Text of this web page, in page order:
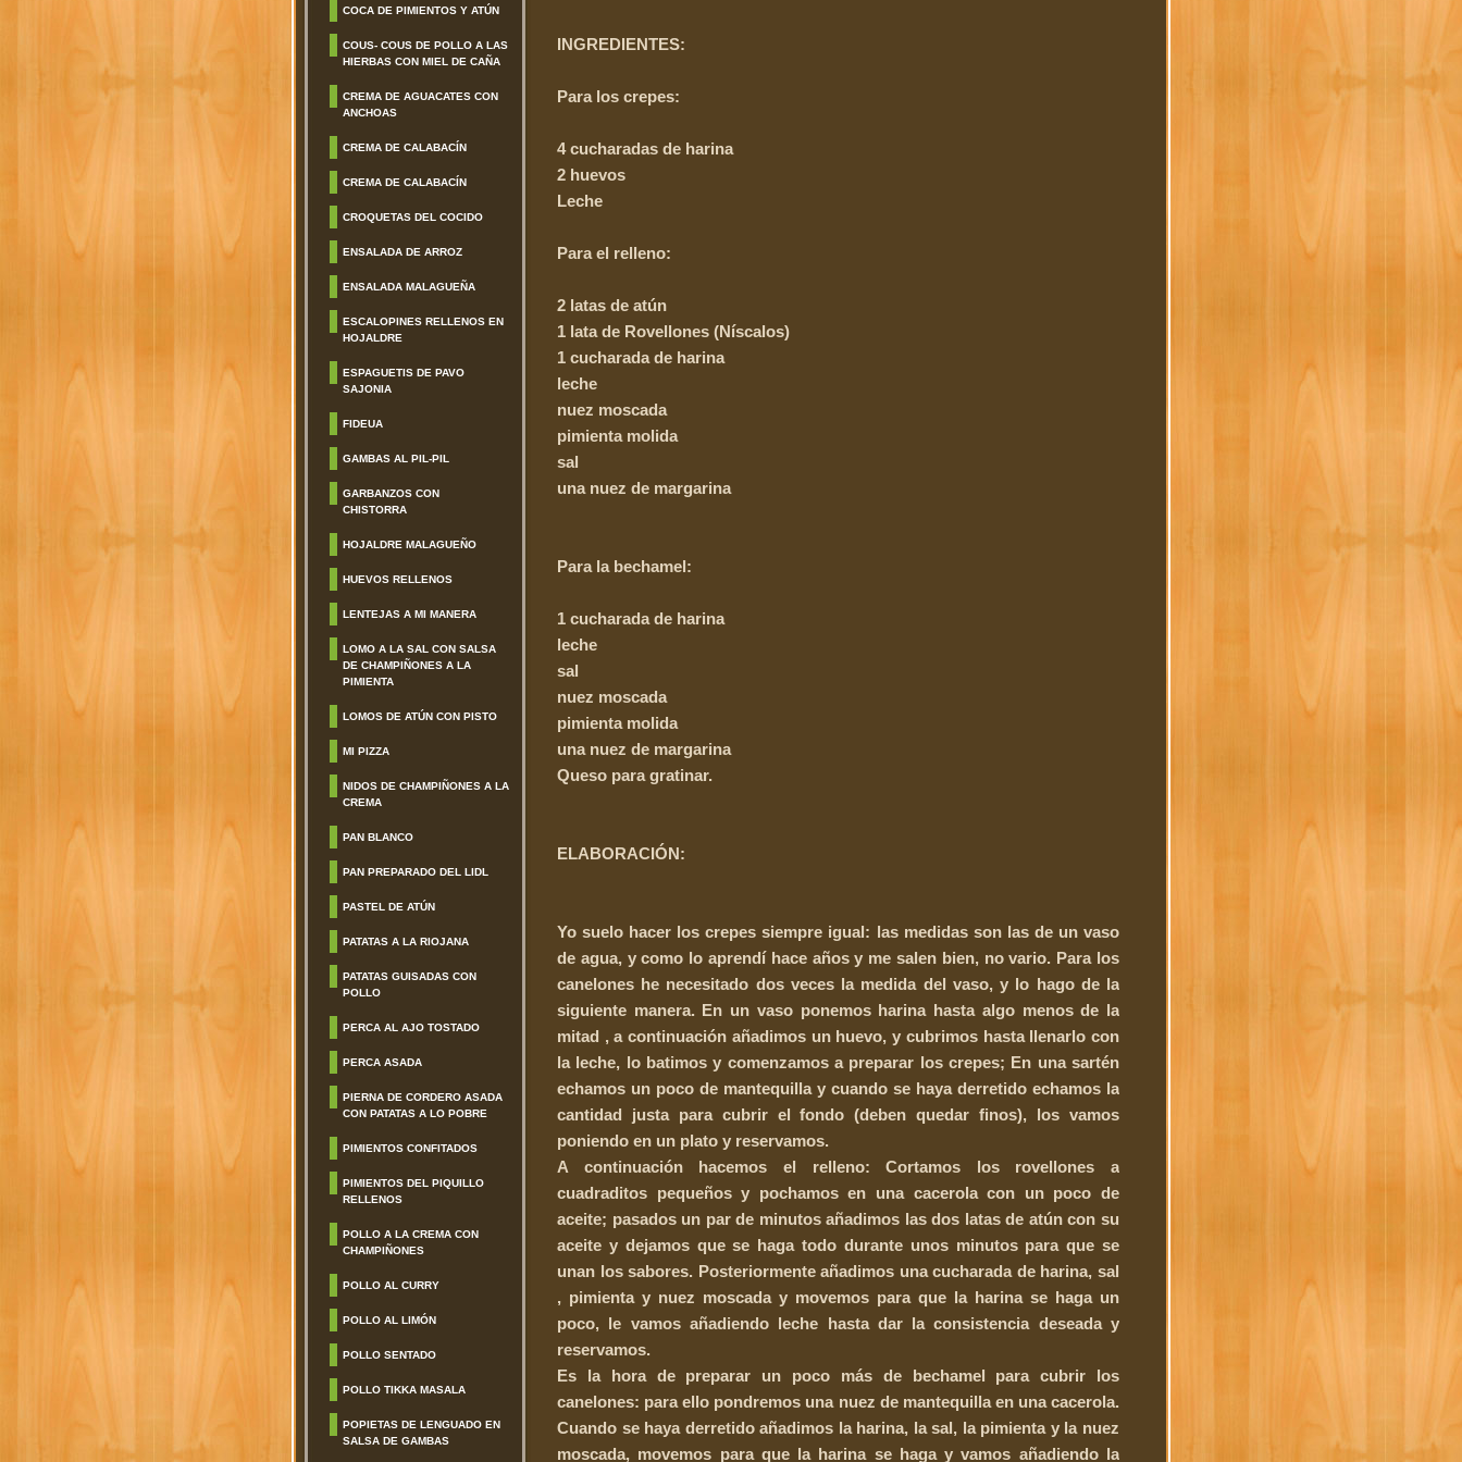
COCA DE PIMIENTOS Y ATÚN
COUS- COUS DE POLLO A LAS
HIERBAS CON MIEL DE CAÑA
CREMA DE AGUACATES CON
ANCHOAS
CREMA DE CALABACÍN
CREMA DE CALABACÍN
CROQUETAS DEL COCIDO
ENSALADA DE ARROZ
ENSALADA MALAGUEÑA
ESCALOPINES RELLENOS EN
HOJALDRE
ESPAGUETIS DE PAVO
SAJONIA
FIDEUA
GAMBAS AL PIL-PIL
GARBANZOS CON
CHISTORRA
HOJALDRE MALAGUEÑO
HUEVOS RELLENOS
LENTEJAS A MI MANERA
LOMO A LA SAL CON SALSA
DE CHAMPIÑONES A LA
PIMIENTA
LOMOS DE ATÚN CON PISTO
MI PIZZA
NIDOS DE CHAMPIÑONES A LA
CREMA
PAN BLANCO
PAN PREPARADO DEL LIDL
PASTEL DE ATÚN
PATATAS A LA RIOJANA
PATATAS GUISADAS CON
POLLO
PERCA AL AJO TOSTADO
PERCA ASADA
PIERNA DE CORDERO ASADA
CON PATATAS A LO POBRE
PIMIENTOS CONFITADOS
PIMIENTOS DEL PIQUILLO
RELLENOS
POLLO A LA CREMA CON
CHAMPIÑONES
POLLO AL CURRY
POLLO AL LIMÓN
POLLO SENTADO
POLLO TIKKA MASALA
POPIETAS DE LENGUADO EN
SALSA DE GAMBAS
INGREDIENTES:
Para los crepes:
4 cucharadas de harina
2 huevos
Leche
Para el relleno:
2 latas de atún
1 lata de Rovellones (Níscalos)
1 cucharada de harina
leche
nuez moscada
pimienta molida
sal
una nuez de margarina
Para la bechamel:
1 cucharada de harina
leche
sal
nuez moscada
pimienta molida
una nuez de margarina
Queso para gratinar.
ELABORACIÓN:
Yo suelo hacer los crepes siempre igual: las medidas son las de un vaso
de agua, y como lo aprendí hace años y me salen bien, no vario. Para los
canelones he necesitado dos veces la medida del vaso, y lo hago de la
siguiente manera. En un vaso ponemos harina hasta algo menos de la
mitad , a continuación añadimos un huevo, y cubrimos hasta llenarlo con
la leche, lo batimos y comenzamos a preparar los crepes; En una sartén
echamos un poco de mantequilla y cuando se haya derretido echamos la
cantidad justa para cubrir el fondo (deben quedar finos), los vamos
poniendo en un plato y reservamos.
A continuación hacemos el relleno: Cortamos los rovellones a
cuadraditos pequeños y pochamos en una cacerola con un poco de
aceite; pasados un par de minutos añadimos las dos latas de atún con su
aceite y dejamos que se haga todo durante unos minutos para que se
unan los sabores. Posteriormente añadimos una cucharada de harina, sal
, pimienta y nuez moscada y movemos para que la harina se haga un
poco, le vamos añadiendo leche hasta dar la consistencia deseada y
reservamos.
Es la hora de preparar un poco más de bechamel para cubrir los
canelones: para ello pondremos una nuez de mantequilla en una cacerola.
Cuando se haya derretido añadimos la harina, la sal, la pimienta y la nuez
moscada, movemos para que la harina se haga y vamos añadiendo la